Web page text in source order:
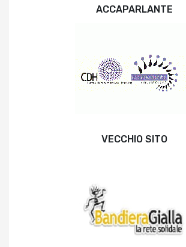
ACCAPARLANTE
VECCHIO SITO